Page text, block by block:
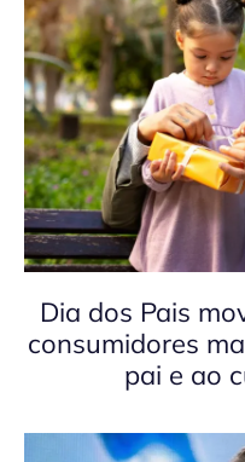
Dia dos Pais
consumidores
pai e ao